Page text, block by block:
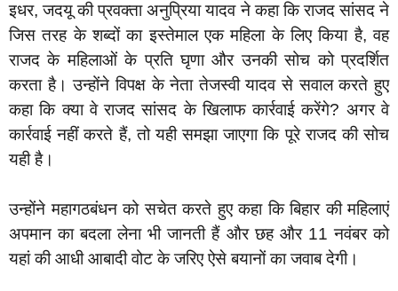
‎इधर, जदयू की प्रवक्ता अनुप्रिया यादव ने कहा कि राजद सांसद ने
जिस तरह के शब्दों का इस्तेमाल एक महिला के लिए किया है, वह
राजद के महिलाओं के प्रति घृणा और उनकी सोच को प्रदर्शित
करता है। उन्होंने विपक्ष के नेता तेजस्वी यादव से सवाल करते हुए
कहा कि क्या वे राजद सांसद के खिलाफ कार्रवाई करेंगे? अगर वे
कार्रवाई नहीं करते हैं, तो यही समझा जाएगा कि पूरे राजद की सोच
यही है।
‎उन्होंने महागठबंधन को सचेत करते हुए कहा कि बिहार की महिलाएं
अपमान का बदला लेना भी जानती हैं और छह और 11 नवंबर को
यहां की आधी आबादी वोट के जरिए ऐसे बयानों का जवाब देगी।